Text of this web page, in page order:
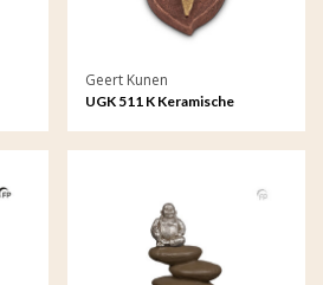
Geert Kunen
UGK 511 K Keramische